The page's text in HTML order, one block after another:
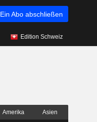
Ein Abo abschließen
Edition Schweiz
Amerika Asien